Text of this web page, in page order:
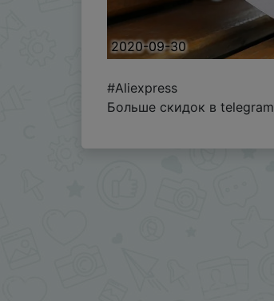
2020-09-30
#Aliexpress
Больше скидок в telegram